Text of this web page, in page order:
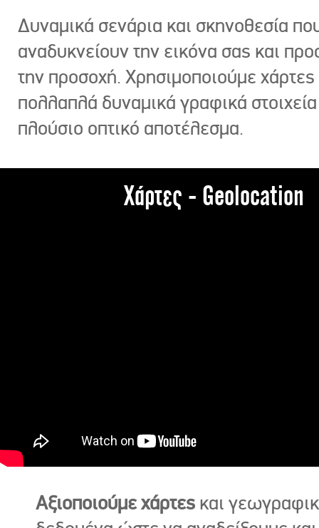
Δυναμικά σενάρια και σκηνοθεσία
αναδυκνείουν την εικόνα σας και
την προσοχή. Χρησιμοποιούμε χάρτες
πολλαπλά δυναμικά γραφικά στοιχεία
πλούσιο οπτικό αποτέλεσμα.
Χάρτες - Geolocation
Αξιοποιούμε χάρτες και